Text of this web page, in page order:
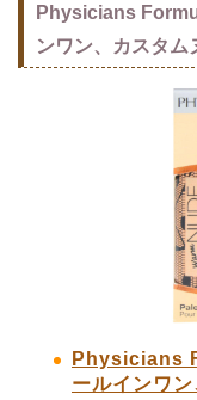
Physicians
ンワン、カスタム
Physicians
ールインワ